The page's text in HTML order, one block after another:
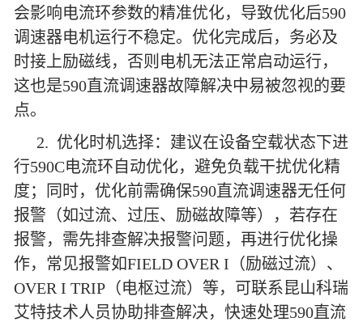
会影响电流环参数的精准优化，导致优化后590
调速器电机运行不稳定。优化完成后，务必及
时接上励磁线，否则电机无法正常启动运行，
这也是590直流调速器故障解决中易被忽视的要
点。
2. 优化时机选择：建议在设备空载状态下进
行590C电流环自动优化，避免负载干扰优化精
度；同时，优化前需确保590直流调速器无任何
报警（如过流、过压、励磁故障等），若存在
报警，需先排查解决报警问题，再进行优化操
作，常见报警如FIELD OVER I（励磁过流）、
OVER I TRIP（电枢过流）等，可联系昆山科瑞
艾特技术人员协助排查解决，快速处理590直流